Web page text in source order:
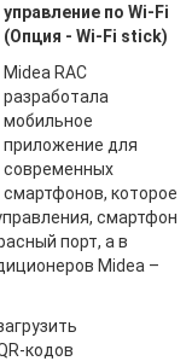
управление по Wi-Fi
(Опция - Wi-Fi stick)
Midea RAC
разработала
мобильное
приложение для
современных
смартфонов, которое
смартфон
порт, а в
Midea –
кодов